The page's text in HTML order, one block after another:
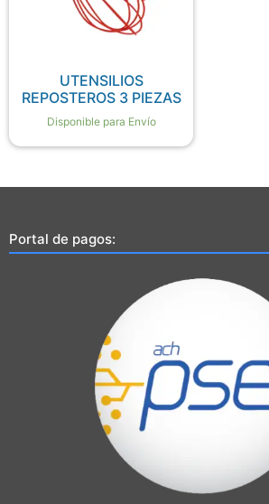
UTENSILIOS
REPOSTEROS 3 PIEZAS
Disponible para Envío
Portal de pagos: